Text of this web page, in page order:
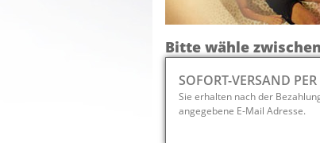
Bitte wähle
SOFORT-VERSAND
Sie erhalten nach der
angegebene E-Mail Adresse.